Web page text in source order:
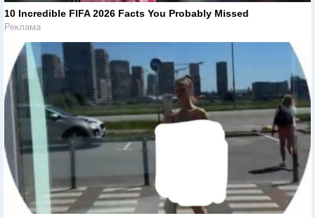
10 Incredible FIFA 2026 Facts You Probably Missed
Реклама